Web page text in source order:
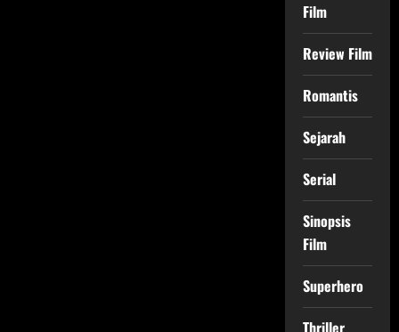
Film
Review Film
Romantis
Sejarah
Serial
Sinopsis
Film
Superhero
Thriller